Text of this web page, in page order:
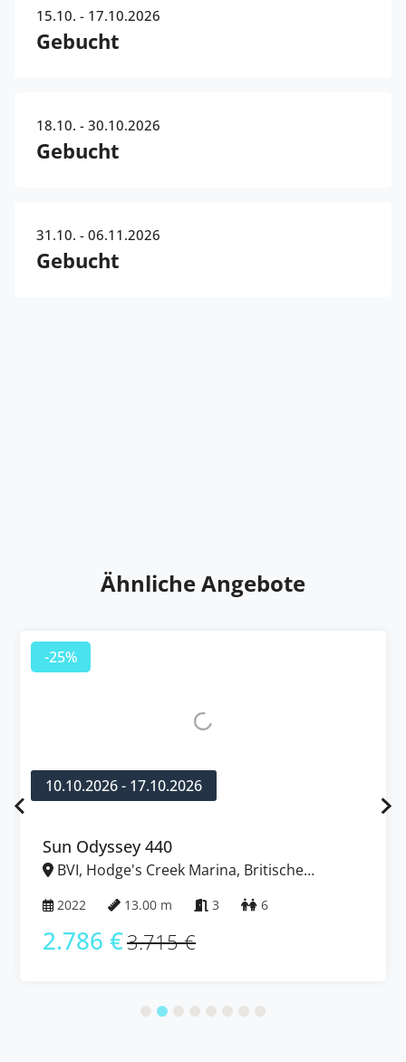
15.10. - 17.10.2026
Gebucht
18.10. - 30.10.2026
Gebucht
31.10. - 06.11.2026
Gebucht
Ähnliche Angebote
-25%
10.10.2026 - 17.10.2026
Sun Odyssey 440
BVI, Hodge's Creek Marina, Britische
2022 13.00 m 3 6
2.786 €3.715 €